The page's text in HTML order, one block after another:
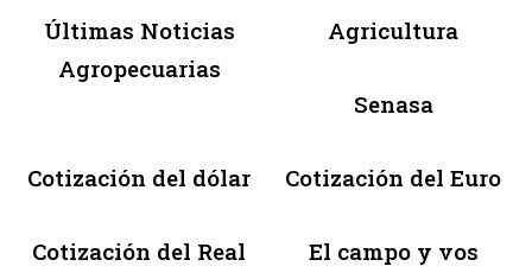
Últimas Noticias
Agropecuarias
Agricultura
Senasa
Cotización del dólar Cotización del Euro
Cotización del Real El campo y vos